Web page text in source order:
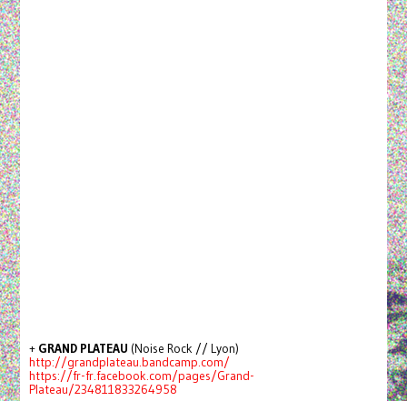
+ GRAND PLATEAU (Noise Rock // Lyon)
http://grandplateau.bandcamp.com/
https://fr-fr.facebook.com/pages/Grand-
Plateau/234811833264958